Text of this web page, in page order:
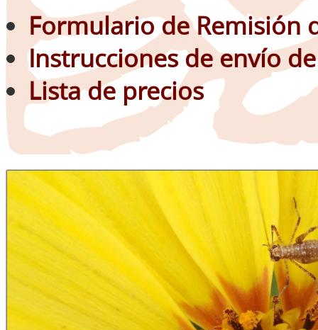
Formulario de Remisión
Instrucciones de envío
Lista de precios